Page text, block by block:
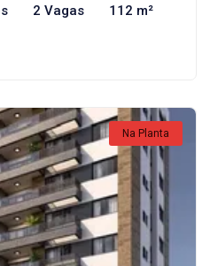
2 Vagas 112 m²
Na Planta